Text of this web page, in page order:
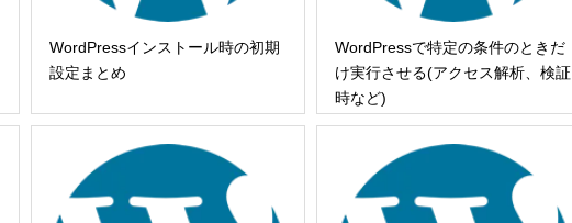
WordPressインストール時の初期
設定まとめ
WordPressで特定の条件のときだ
け実行させる(アクセス解析、検証
時など)